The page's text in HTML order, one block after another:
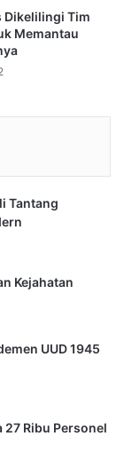
Dikelilingi Tim
Memantau
Tantang
Kejahatan
UUD 1945
Ribu Personel